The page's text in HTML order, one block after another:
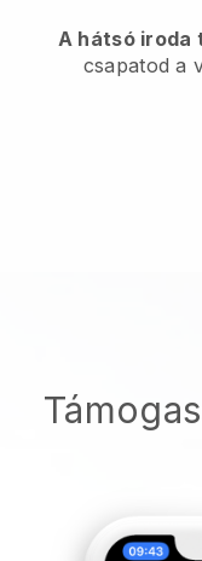
A hátsó iroda
csapatod a